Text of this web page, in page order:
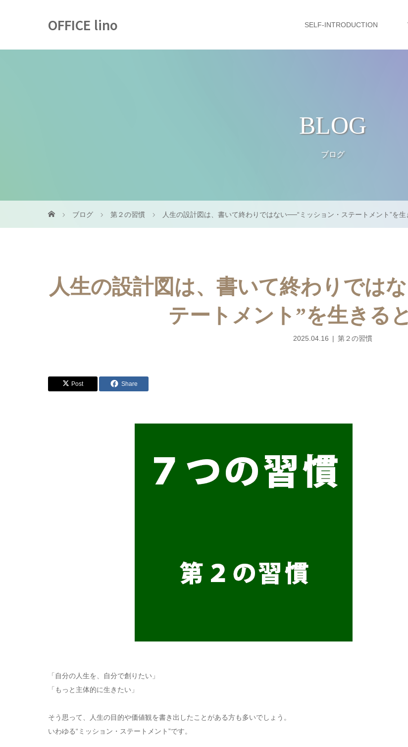
OFFICE lino SELF-INTRODUCTION
BLOG
ブログ
ブログ 第２の習慣 人生の設計図は、書いて終わりではない──“ミッション・ステートメント”を生
人生の設計図は、書いて終わりでは
テートメント”を生きる
2025.04.16 第２の習慣
Post Share
「自分の人生を、自分で創りたい」
「もっと主体的に生きたい」
そう思って、人生の目的や価値観を書き出したことがある方も多いでしょう。
いわゆる“ミッション・ステートメント”です。